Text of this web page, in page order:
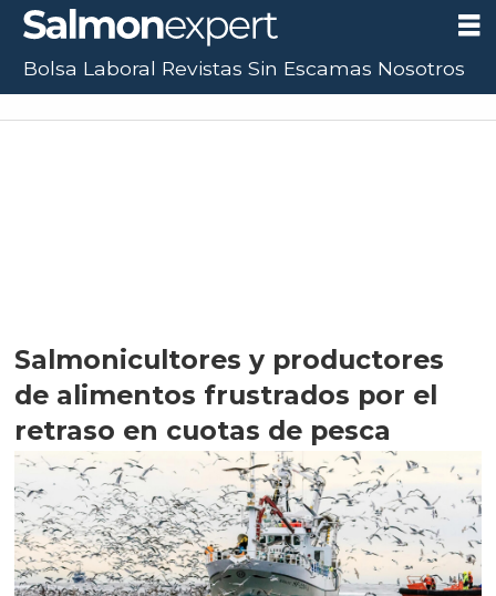
Salmonicultores y productores
de alimentos frustrados por el
retraso en cuotas de pesca
Bolsa Laboral Revistas Sin Escamas Nosotros